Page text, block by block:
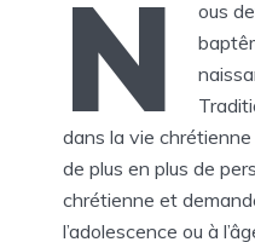
N
ous
dans la vie chrétienne
de plus en plus de
chrétienne et
l’adolescence ou à